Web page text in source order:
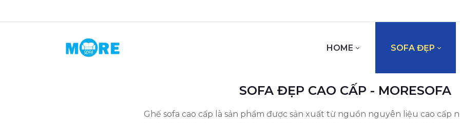
HOME SOFA ĐẸP
SOFA ĐẸP CAO CẤP - MORESOFA
Ghế sofa cao cấp là sản phẩm được sản xuất từ nguồn nguyên liệu cao cấp